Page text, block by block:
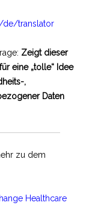
de/translator
Zeigt dieser
eine „tolle“ Idee
,
Daten
zu dem
Healthcare